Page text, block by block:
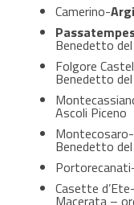
Camerino-
Benedetto
Folgore
Benedetto
Ascoli Piceno
Benedetto
Casette
Macerata –